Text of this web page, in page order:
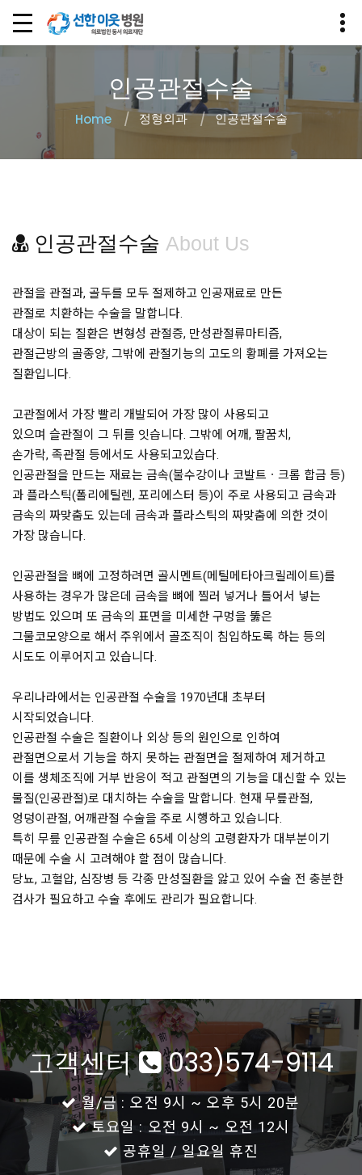
인공관절수술
Home 정형외과 인공관절수술
인공관절수술 About Us
관절을 관절과, 골두를 모두 절제하고 인공재료로 만든
관절로 치환하는 수술을 말합니다.
대상이 되는 질환은 변형성 관절증, 만성관절류마티즘,
관절근방의 골종양, 그밖에 관절기능의 고도의 황폐를 가져오는
질환입니다.
고관절에서 가장 빨리 개발되어 가장 많이 사용되고
있으며 슬관절이 그 뒤를 잇습니다. 그밖에 어깨, 팔꿈치,
손가락, 족관절 등에서도 사용되고있습다.
인공관절을 만드는 재료는 금속(불수강이나 코발트ㆍ크롬 합금 등)
과 플라스틱(폴리에틸렌, 포리에스터 등)이 주로 사용되고 금속과
금속의 짜맞춤도 있는데 금속과 플라스틱의 짜맞춤에 의한 것이
가장 많습니다.
인공관절을 뼈에 고정하려면 골시멘트(메틸메타아크릴레이트)를
사용하는 경우가 많은데 금속을 뼈에 찔러 넣거나 틀어서 넣는
방법도 있으며 또 금속의 표면을 미세한 구멍을 뚫은
그물코모양으로 해서 주위에서 골조직이 침입하도록 하는 등의
시도도 이루어지고 있습니다.
우리나라에서는 인공관절 수술을 1970년대 초부터
시작되었습니다.
인공관절 수술은 질환이나 외상 등의 원인으로 인하여
관절면으로서 기능을 하지 못하는 관절면을 절제하여 제거하고
이를 생체조직에 거부 반응이 적고 관절면의 기능을 대신할 수 있는
물질(인공관절)로 대치하는 수술을 말합니다. 현재 무릎관절,
엉덩이관절, 어깨관절 수술을 주로 시행하고 있습니다.
특히 무릎 인공관절 수술은 65세 이상의 고령환자가 대부분이기
때문에 수술 시 고려해야 할 점이 많습니다.
당뇨, 고혈압, 심장병 등 각종 만성질환을 앓고 있어 수술 전 충분한
검사가 필요하고 수술 후에도 관리가 필요합니다.
고객센터 033)574-9114
월/금 : 오전 9시 ~ 오후 5시 20분
토요일 : 오전 9시 ~ 오전 12시
공휴일 / 일요일 휴진